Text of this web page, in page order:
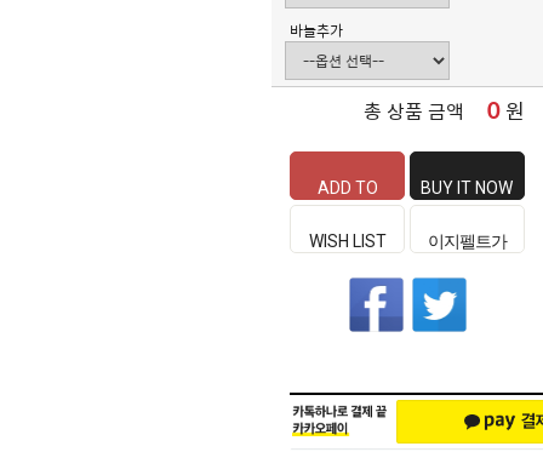
바늘추가
총 상품 금액 0원
ADD TO
CART
BUY IT NOW
WISH LIST 이지펠트가
좋은 이유